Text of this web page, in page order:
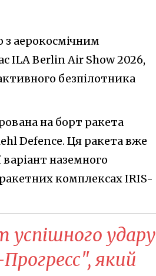
з аерокосмічним
ILA Berlin Air Show 2026,
безпілотника
на борт ракета
Defence. Ця ракета вже
варіант наземного
комплексах IRIS-
успішного удару
який